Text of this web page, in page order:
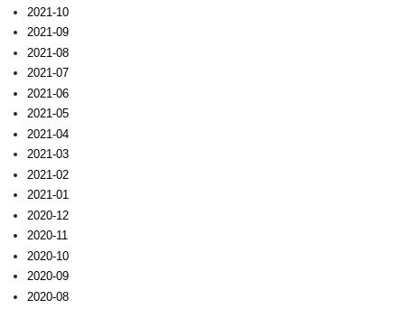
2021-10
2021-09
2021-08
2021-07
2021-06
2021-05
2021-04
2021-03
2021-02
2021-01
2020-12
2020-11
2020-10
2020-09
2020-08